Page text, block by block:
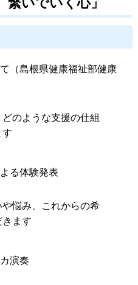
（島根県健康福祉部健康
のような支援の仕組
る体験発表
悩み、これからの希
ます
演奏